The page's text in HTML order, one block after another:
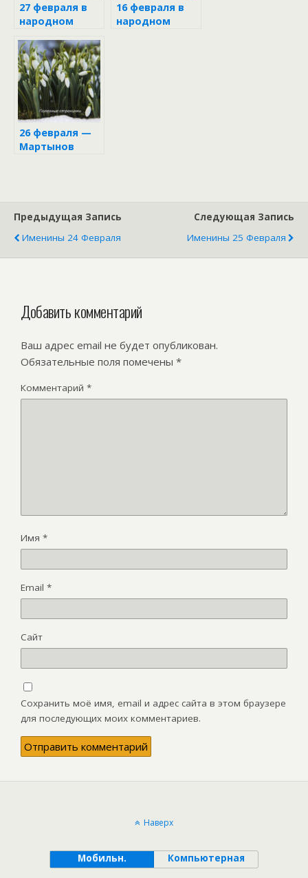
27 февраля в
народном
16 февраля в
народном
26 февраля —
Мартынов
Предыдущая Запись
Именины 24 Февраля
Следующая Запись
Именины 25 Февраля
Добавить комментарий
Ваш адрес email не будет опубликован.
Обязательные поля помечены *
Комментарий *
Имя *
Email *
Сайт
Сохранить моё имя, email и адрес сайта в этом браузере
для последующих моих комментариев.
Наверх
Мобильн. Компьютерная